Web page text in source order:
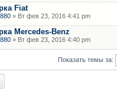
Fiat
» Вт фев 23, 2016 4:41 pm
Mercedes-Benz
» Вт фев 23, 2016 4:40 pm
Показать темы за: